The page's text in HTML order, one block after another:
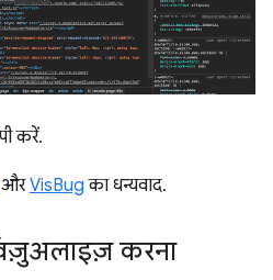
करें.
औरVisBug का धन्यवाद.
करना